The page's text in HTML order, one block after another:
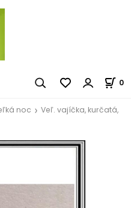
0
noc
Veľ. vajíčka, kurčatá,